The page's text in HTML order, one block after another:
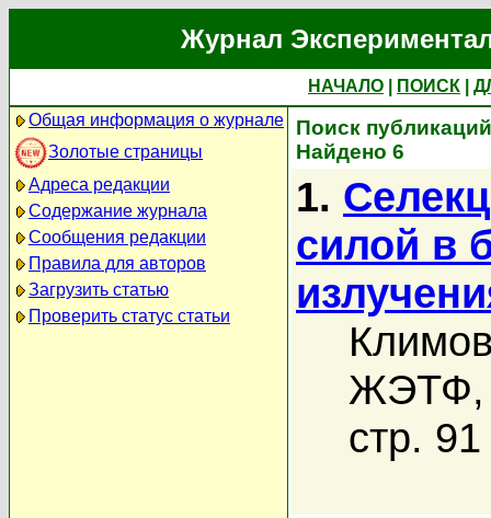
Журнал
НАЧАЛО ПОИСК
Общая информация о журнале
Золотые страницы
Адреса редакции
Содержание журнала
Сообщения редакции
Правила для авторов
Загрузить статью
Проверить статус статьи
Поиск
Найдено 6
1.
силой в
ЖЭТФ,
стр. 91